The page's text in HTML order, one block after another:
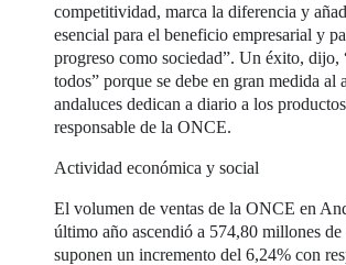
competitividad, marca la diferencia y
esencial para el beneficio empresarial y
progreso como sociedad”. Un éxito, dijo,
todos” porque se debe en gran medida al
andaluces dedican a diario a los
responsable de la ONCE.
Actividad económica y social
El volumen de ventas de la ONCE en
último año ascendió a 574,80 millones de
suponen un incremento del 6,24% con